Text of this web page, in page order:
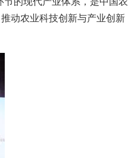
动农业科技创新与产业创新